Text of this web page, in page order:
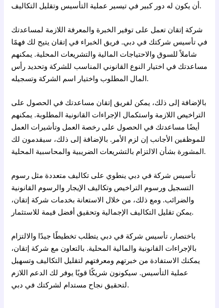
أن يكون له دور كبير في تيسير عملية التأسيس وتقليل التكاليف.
شركة إتقان تعمل على توفير الخبرة والمعرفة اللازمة لمساعدتك
في تأسيس شركتك في دبي. فريق الخبراء في إتقان يتيح لك فهمًا
شاملاً للسوق والاحتياجات المالية والتشريعات المحلية. يمكنهم
مساعدتك في اختيار النوع القانوني المناسب للشركة وتحديد رأس
المال المطلوب واختيار اسم الشركة وتسجيله.
بالإضافة إلى ذلك، يمكن لفريق إتقان مساعدتك في الحصول على
التراخيص اللازمة واستكمال الإجراءات القانونية المطلوبة. يمكنهم
أيضًا مساعدتك في الحصول على رخصة العمل وتأشيرات العمل
للموظفين الأجانب إن لزم الأمر. بالإضافة إلى ذلك، سيقدمون لك
المشورة بشأن الالتزام بالتشريعات الضريبية والمحاسبية المحلية.
تأسيس شركة في دبي ينطوي على تكاليف متعددة مثل رسوم
التسجيل ورسوم التراخيص وتكاليف الإيجار والرسوم القانونية
والضرائب. ومع ذلك، من خلال الاستعانة بخدمات شركة إتقان،
يمكن تقليل التكاليف الإجمالية وتحقيق أفضل قيمة للاستثمار.
باختصار، تأسيس شركة في دبي يتطلب تخطيطًا جيدًا والالتزام
بالإجراءات القانونية والمالية المحلية. بالتعاون مع شركة إتقان،
يمكنك الاستفادة من خبرتهم ومعرفتهم لتقليل التكاليف وتسهيل
عملية التأسيس. سيكونون شريكًا قويًا يوفر لك الدعم اللازم
لتحقيق نجاح مستدام لشركتك في دبي.